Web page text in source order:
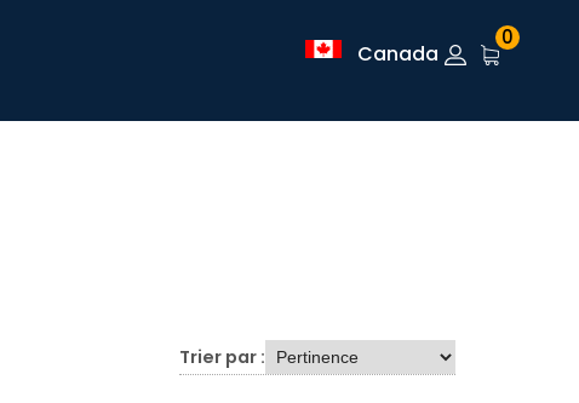
Canada
0
Trier par :